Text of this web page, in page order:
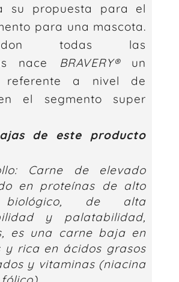
su propuesta para el
para una mascota.
todas las
nace BRAVERY® un
referente a nivel de
el segmento super
de este producto
Carne de elevado
en proteínas de alto
de alta
y palatabilidad,
es una carne baja en
y rica en ácidos grasos
y vitaminas (niacina